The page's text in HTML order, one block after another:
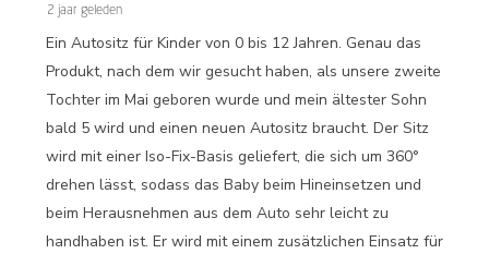
2 jaar geleden
Ein Autositz für Kinder von 0 bis 12 Jahren. Genau das
Produkt, nach dem wir gesucht haben, als unsere zweite
Tochter im Mai geboren wurde und mein ältester Sohn
bald 5 wird und einen neuen Autositz braucht. Der Sitz
wird mit einer Iso-Fix-Basis geliefert, die sich um 360°
drehen lässt, sodass das Baby beim Hineinsetzen und
beim Herausnehmen aus dem Auto sehr leicht zu
handhaben ist. Er wird mit einem zusätzlichen Einsatz für